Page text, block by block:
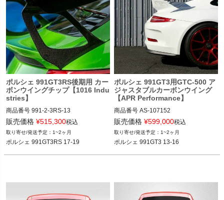
ポルシェ 991GT3RS後期用 カー
ボンウイングチップ【1016 Indu
stries】
商品番号 991-2-3RS-13
991-2-3RS-13
12VIVID"991.2.3RS.13"
販売価格 ¥515,300税込
1~2ヶ月
ポルシェ 991GT3RS 17-19
ポルシェ 991GT3用GTC-500 ア
ジャスタブルカーボンウイング
【APR Performance】
商品番号 AS-107152
AS-107152
2437
販売価格 ¥599,000税込
1~2ヶ月
ポルシェ 991GT3 13-16